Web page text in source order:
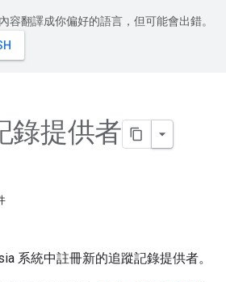
容翻譯成你偏好的語言，但可能會出錯。
錄提供者
系統中註冊新的追蹤記錄提供者。